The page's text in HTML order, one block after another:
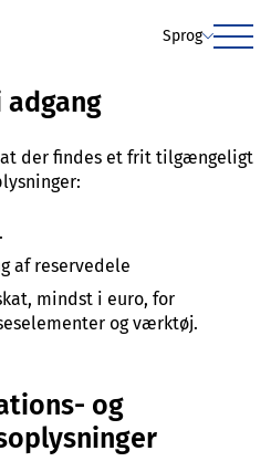
Sprog
Menu
der findes et frit tilgængeligt
af reservedele
mindst i euro, for
og værktøj.
og